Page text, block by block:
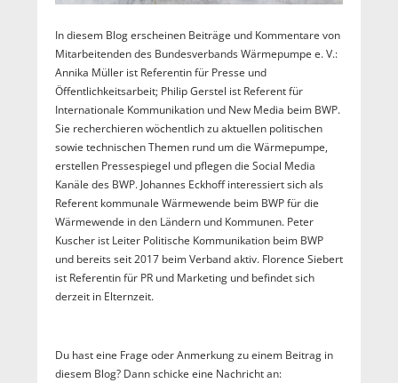
In diesem Blog erscheinen Beiträge und Kommentare von
Mitarbeitenden des Bundesverbands Wärmepumpe e. V.:
Annika Müller ist Referentin für Presse und
Öffentlichkeitsarbeit; Philip Gerstel ist Referent für
Internationale Kommunikation und New Media beim BWP.
Sie recherchieren wöchentlich zu aktuellen politischen
sowie technischen Themen rund um die Wärmepumpe,
erstellen Pressespiegel und pflegen die Social Media
Kanäle des BWP. Johannes Eckhoff interessiert sich als
Referent kommunale Wärmewende beim BWP für die
Wärmewende in den Ländern und Kommunen. Peter
Kuscher ist Leiter Politische Kommunikation beim BWP
und bereits seit 2017 beim Verband aktiv. Florence Siebert
ist Referentin für PR und Marketing und befindet sich
derzeit in Elternzeit.
Du hast eine Frage oder Anmerkung zu einem Beitrag in
diesem Blog? Dann schicke eine Nachricht an: